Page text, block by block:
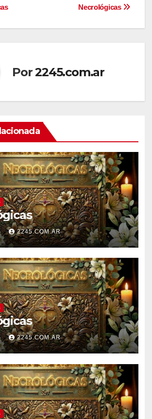
Necrológicas
Por2245.com.ar
2245.COM.AR
2245.COM.AR